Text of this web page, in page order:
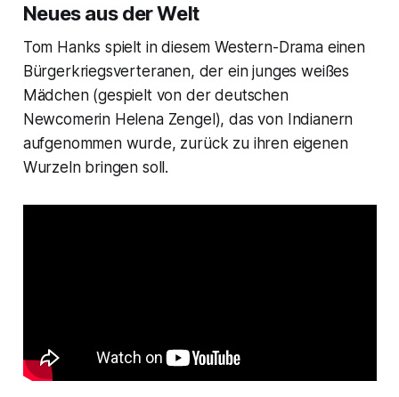
Neues aus der Welt
Tom Hanks spielt in diesem Western-Drama einen
Bürgerkriegsverteranen, der ein junges weißes
Mädchen (gespielt von der deutschen
Newcomerin Helena Zengel), das von Indianern
aufgenommen wurde, zurück zu ihren eigenen
Wurzeln bringen soll.